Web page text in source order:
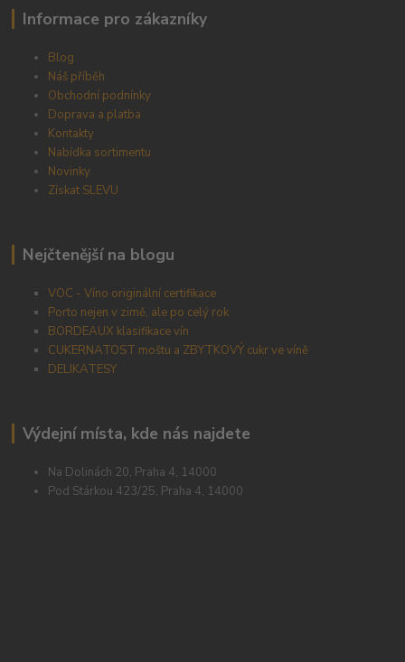
Informace pro zákazníky
Blog
Náš příběh
Obchodní podnínky
Doprava a platba
Kontakty
Nabídka sortimentu
Novinky
Získat SLEVU
Nejčtenější na blogu
VOC - Víno originální certifikace
Porto nejen v zimě, ale po celý rok
BORDEAUX klasifikace vín
CUKERNATOST moštu a ZBYTKOVÝ cukr ve víně
DELIKATESY
Výdejní místa, kde nás najdete
Na Dolinách 20, Praha 4, 14000
Pod Stárkou 423/25, Praha 4, 14000